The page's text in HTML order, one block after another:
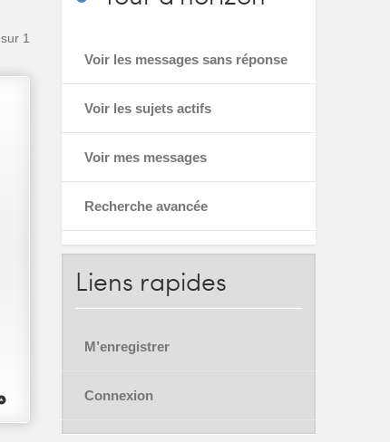
sur 1
Voir les messages sans réponse
Voir les sujets actifs
Voir mes messages
Recherche avancée
Liens rapides
M’enregistrer
Connexion